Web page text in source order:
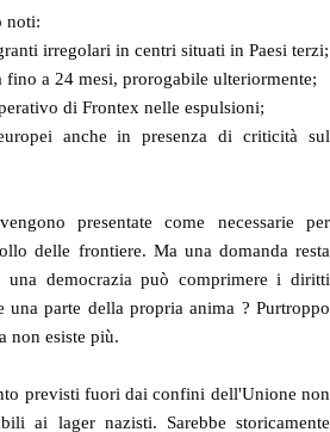
noti:
irregolari in centri situati in Paesi terzi;
fino a 24 mesi, prorogabile ulteriormente;
di Frontex nelle espulsioni;
anche in presenza di criticità sul
presentate come necessarie per
delle frontiere. Ma una domanda resta
democrazia può comprimere i diritti
una parte della propria anima ? Purtroppo
non esiste più.
previsti fuori dai confini dell'Unione non
ai lager nazisti. Sarebbe storicamente